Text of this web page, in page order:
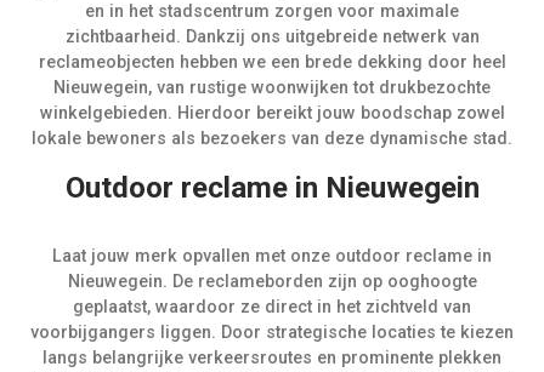
en in het stadscentrum zorgen voor maximale
zichtbaarheid. Dankzij ons uitgebreide netwerk van
reclameobjecten hebben we een brede dekking door heel
Nieuwegein, van rustige woonwijken tot drukbezochte
winkelgebieden. Hierdoor bereikt jouw boodschap zowel
lokale bewoners als bezoekers van deze dynamische stad.
Outdoor reclame in Nieuwegein
Laat jouw merk opvallen met onze outdoor reclame in
Nieuwegein. De reclameborden zijn op ooghoogte
geplaatst, waardoor ze direct in het zichtveld van
voorbijgangers liggen. Door strategische locaties te kiezen
langs belangrijke verkeersroutes en prominente plekken